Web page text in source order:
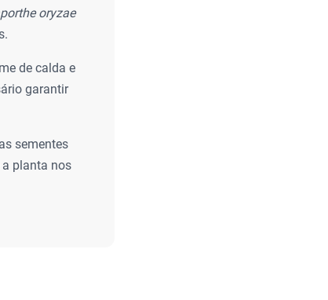
oryzae
de calda e
garantir
sementes
planta nos